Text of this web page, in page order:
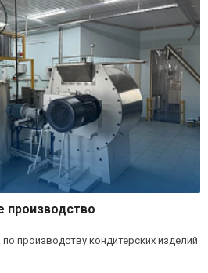
производство
производству кондитерских изделий